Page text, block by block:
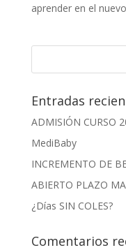
aprender en el
Entradas
ADMISIÓN CURSO
MediBaby
INCREMENTO DE
ABIERTO PLAZO
¿Días SIN COLES?
Comentarios